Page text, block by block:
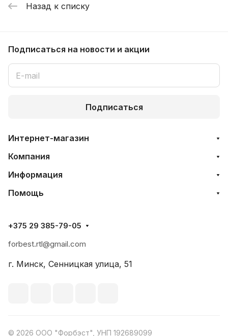
Назад к списку
Подписаться на новости и акции
Подписаться
Интернет-магазин
Компания
Информация
Помощь
+375 29 385-79-05
forbest.rtl@gmail.com
г. Минск, Сенницкая улица, 51
© 2026 ООО "Форбэст", УНП 192689099